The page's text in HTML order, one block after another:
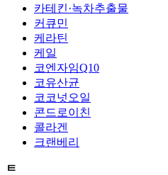
카테킨·녹차추출물
커큐민
케라틴
케일
코엔자임Q10
코유산균
코코넛오일
콘드로이친
콜라겐
크랜베리
ㅌ